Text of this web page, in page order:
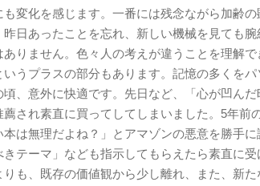
変化を感じます。一番には残念ながら加齢
日あったことを忘れ、新しい機械を見ても
りません。色々人の考えが違うことを理解
いうプラスの部分もあります。記憶の多くを
、意外に快適です。先日など、「心が凹ん
薦され素直に買ってしてしまいました。5年
は無理だよね？」とアマゾンの悪意を勝手
テーマ」なども指示してもらえたら素直に
も、既存の価値観から少し離れ、また、新